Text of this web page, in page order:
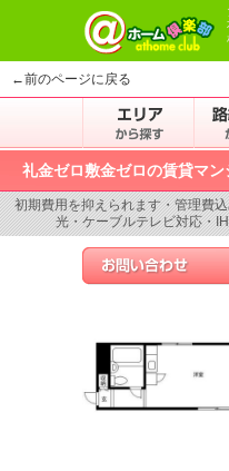
←前のページに戻る
礼金ゼロ敷金ゼロの賃貸マ
初期費用を抑えられます・管理費
光・ケーブルテレビ対応・